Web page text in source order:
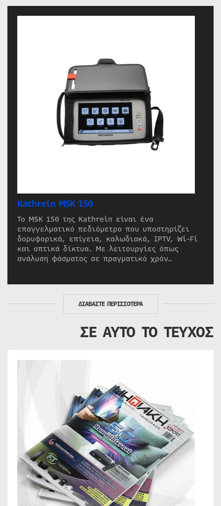
Kathrein MSK 150
Το MSK 150 της Kathrein είναι ένα
επαγγελματικό πεδιόμετρο που υποστηρίζει
δορυφορικά, επίγεια, καλωδιακά, IPTV, Wi-Fi
και οπτικά δίκτυα. Με λειτουργίες όπως
ανάλυση φάσματος σε πραγματικό χρόν…
ΔΙΑΒΑΣΤΕ ΠΕΡΙΣΣΟΤΕΡΑ
ΣΕ ΑΥΤΟ ΤΟ ΤΕΥΧΟΣ